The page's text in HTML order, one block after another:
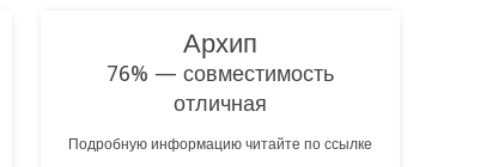
Архип
76% — совместимость
отличная
Подробную информацию читайте по ссылке